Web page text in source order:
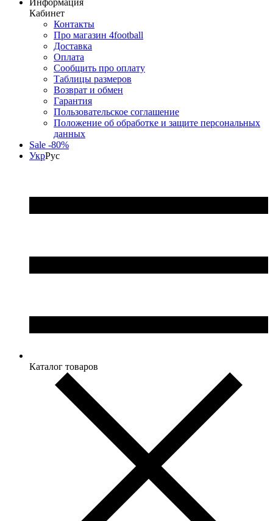
Кабинет
Контакты
Про магазин 4football
Доставка
Оплата
Сообщить про оплату
Таблицы размеров
Возврат и обмен
Гарантия
Пользовательское соглашение
Положение об обработке и защите персональных
данных
Sale -80%
УкрРус
Каталог товаров